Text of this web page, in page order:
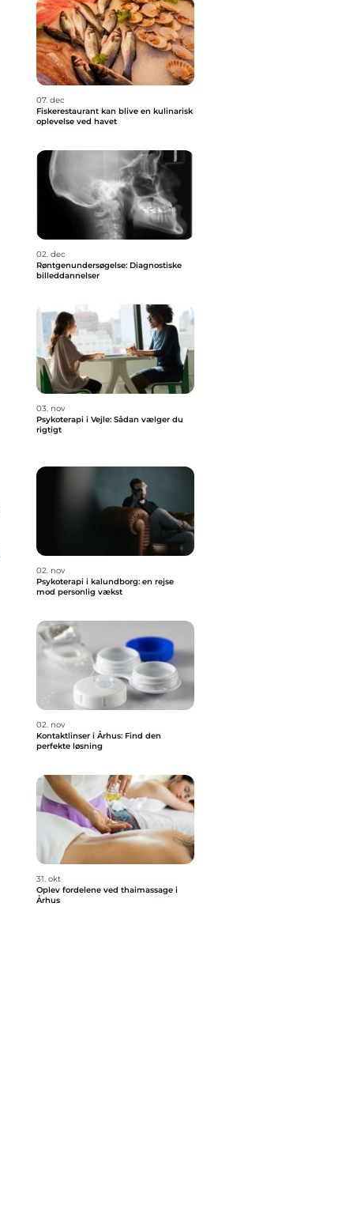
07. dec
Fiskerestaurant kan blive en kulinarisk
oplevelse ved havet
02. dec
Røntgenundersøgelse: Diagnostiske
billeddannelser
03. nov
Psykoterapi i Vejle: Sådan vælger du
rigtigt
02. nov
Psykoterapi i kalundborg: en rejse
mod personlig vækst
02. nov
Kontaktlinser i Århus: Find den
perfekte løsning
31. okt
Oplev fordelene ved thaimassage i
Århus